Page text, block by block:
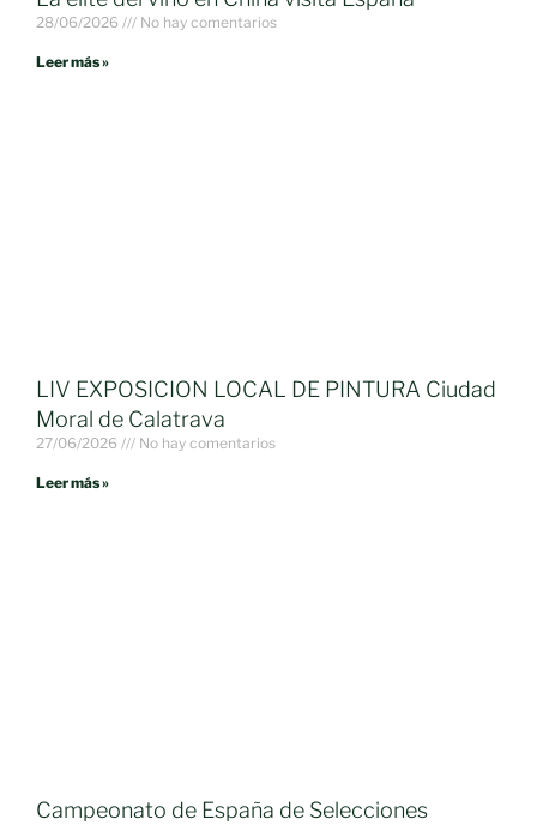
28/06/2026 No hay comentarios
Leer más »
LIV EXPOSICION LOCAL DE PINTURA Ciudad
Moral de Calatrava
27/06/2026 No hay comentarios
Leer más »
Campeonato de España de Selecciones